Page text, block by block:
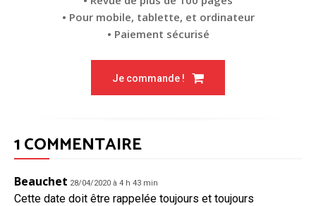
• Pour mobile, tablette, et ordinateur
• Paiement sécurisé
Je commande !
1 COMMENTAIRE
Beauchet 28/04/2020 à 4 h 43 min
Cette date doit être rappelée toujours et toujours